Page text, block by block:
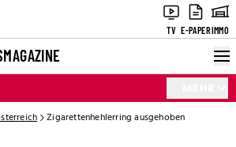
TV E-PAPERIMMO
MAGAZINE
Zigarettenhehlerring ausgehoben